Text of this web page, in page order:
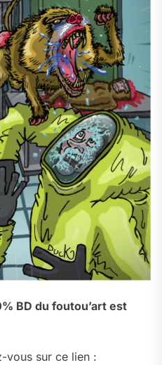
BD du foutou’art est
vous sur ce lien :